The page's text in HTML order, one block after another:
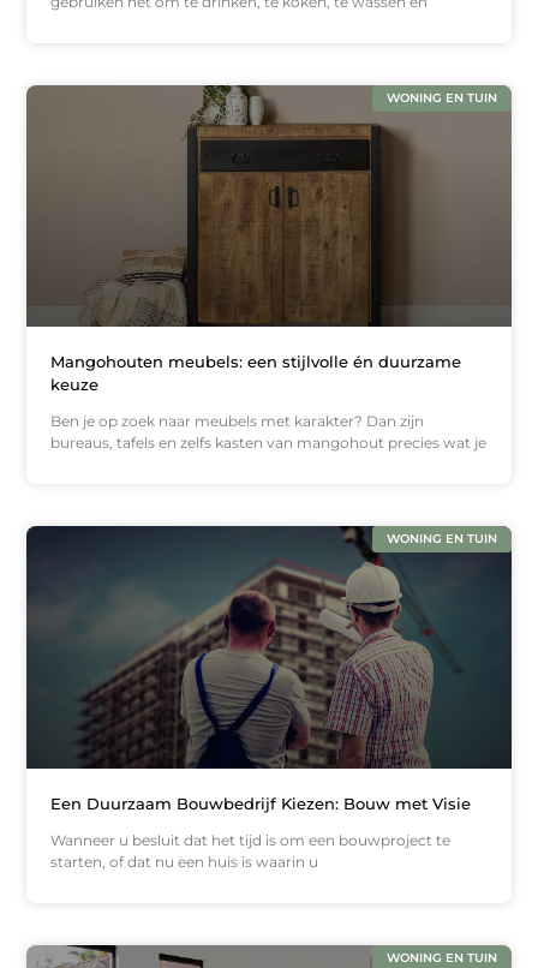
WONING EN TUIN
Mangohouten meubels: een stijlvolle én duurzame
keuze
Ben je op zoek naar meubels met karakter? Dan zijn
bureaus, tafels en zelfs kasten van mangohout precies wat je
WONING EN TUIN
Een Duurzaam Bouwbedrijf Kiezen: Bouw met Visie
Wanneer u besluit dat het tijd is om een bouwproject te
starten, of dat nu een huis is waarin u
WONING EN TUIN